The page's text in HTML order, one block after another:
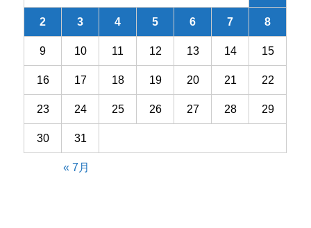
2 3 4 5 6 7 8
9 10 11 12 13 14 15
16 17 18 19 20 21 22
23 24 25 26 27 28 29
30 31
« 7月